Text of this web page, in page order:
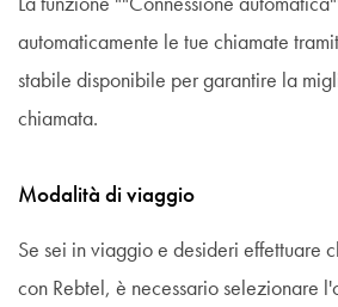
La funzione ""Connessione
automaticamente le tue chiamate
stabile disponibile per garantire la
chiamata.
Modalità di viaggio
Se sei in viaggio e desideri effettuare
con Rebtel, è necessario selezionare